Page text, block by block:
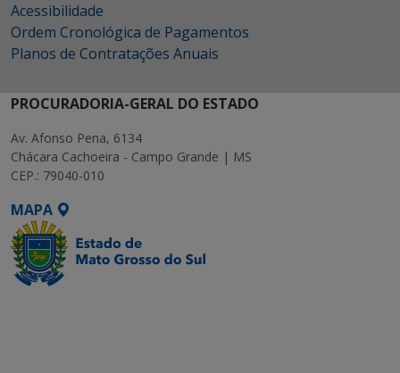
Acessibilidade
Ordem Cronológica de Pagamentos
Planos de Contratações Anuais
PROCURADORIA-GERAL DO ESTADO
Av. Afonso Pena, 6134
Chácara Cachoeira - Campo Grande | MS
CEP.: 79040-010
MAPA